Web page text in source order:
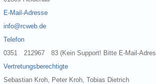
E-Mail-Adresse
info@rcweb.de
Telefon
0351 212967 83 (Kein Support! Bitte E-Mail-
Vertretungsberechtigte
Sebastian Kroh, Peter Kroh, Tobias Dietrich